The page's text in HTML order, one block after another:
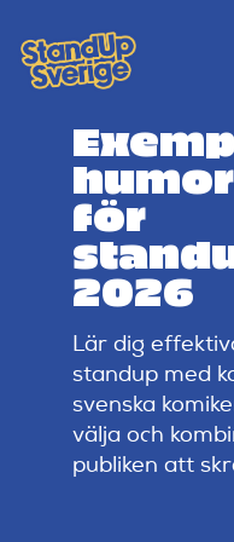
to
content
Standup-butik
Komiker
Lineup
Tidigare lineup
Klubbar
för
2026
Lär dig
standup med
svenska
välja och
publiken att